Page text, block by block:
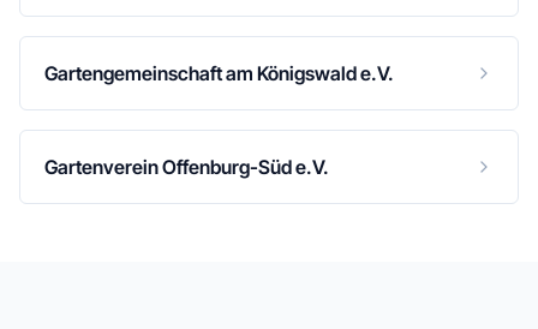
Gartengemeinschaft am Königswald e.V.
Gartenverein Offenburg-Süd e.V.